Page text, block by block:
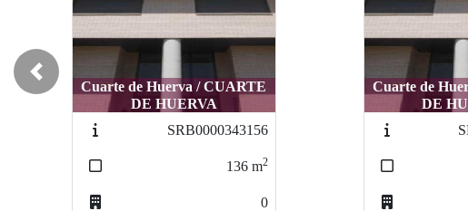
Cuarte de Huerva / CUARTE
DE HUERVA
SRB0000349853
162
Cuarte de
Cuarte de Huerva / CUARTE
DE HUERVA
SRB0000349853
162
Cuarte de
Previous